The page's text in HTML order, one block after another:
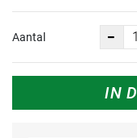
Aantal
IN